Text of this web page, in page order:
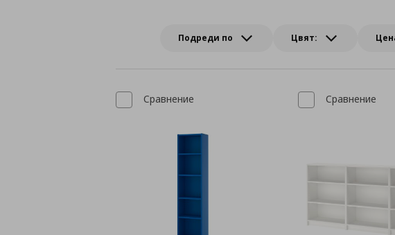
Подреди по Цвят:
Сравнение Сравнение